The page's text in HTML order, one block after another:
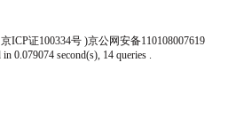
ICP证100334号 )京公网安备110108007619
in 0.079074 second(s), 14 queries .